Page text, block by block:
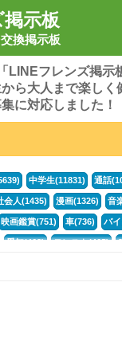
示板
換掲示板
LINEフレンズ掲
ら大人まで楽しく
に対応しました！
中学生(11831) 通話
会人(1435) 漫画(1326) 音
映画鑑賞(751) 車(736) バ
愛知(468) モンスト(465)